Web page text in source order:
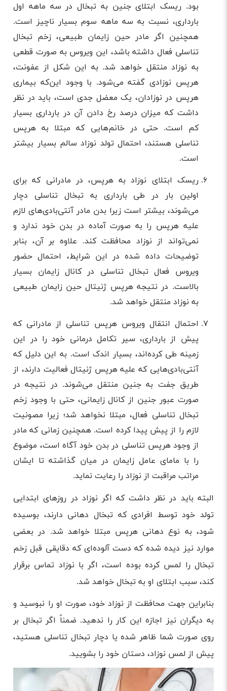
بود. ریسک ابتلای جنین به تبخال در سه ماهه اول
بارداری، نسبت به سه‌ ماهه سوم بسیار ناچیز است.
همچنین اگر مادر حین زایمان طبیعی، زخم تبخال
تناسلی فعال داشته باشد، این ویروس به صورت قطعی
به نوزاد منتقل خواهد شد. به این شکل از عفونت،
هرپس نوزادی گفته می‌شود. با وجود این‌که بیماری
هرپس در نوزادان، یک معضل جدی است، باید در نظر
داشت که میزان درصد رخ دادن آن در بارداری بسیار
کم است. حتی در خانم‌هایی که مبتلا به هرپس
تناسلی هستند، احتمال تولد نوزاد سالم بسیار بیشتر
است.
ریسک ابتلای نوزاد به هرپس، در مادرانی که برای
اولین بار در طی بارداری به تبخال تناسلی دچار
می‌شوند، بیشتر است زیرا بدن مادر آنتی‌بادی‌های لازم
علیه هرپس را به صورت آماده در بدن خود ندارد و
نمی‌تواند از نوزاد محافظت کند. علاوه بر آن، بنابر
توضیحات داده شده در این شرایط، احتمال حضور
ویروس فعال تبخال تناسلی در کانال زایمان بسیار
بالاست. در نتیجه هرپس ژنیتال حین زایمان طبیعی
به نوزاد منتقل خواهد شد.
احتمال انتقال ویروس هرپس تناسلی از مادرانی که
پیش از بارداری، سیر تکامل درمانی خود را در این
زمینه طی کرده‌اند، بسیار اندک است. به این دلیل که
آنتی‌بادی‌هایی که علیه هرپس ژنیتال فعالیت دارند، از
طریق جفت به جنین منتقل می‌شوند. در نتیجه در
صورت عبور جنین از کانال زایمانی، حتی با وجود زخم
تبخال تناسلی فعال، مبتلا نخواهد شد؛ زیرا مصونیت
لازم را از پیش پیدا کرده است. همچنین زمانی که مادر
از وجود هرپس تناسلی در بدن خود آگاه است، موضوع
را با مامای عامل زایمان در میان گذاشته تا ایشان
مراتب مراقبت از نوزاد را رعایت نماید.
البته باید در نظر داشت که اگر نوزاد در روزهای ابتدایی
تولد خود توسط افرادی که تبخال دهانی دارند، بوسیده
شود، به نوع دهانی هرپس مبتلا خواهد شد. در بعضی
موارد نیز دیده شده که دست آلوده‌ای که دقایقی قبل زخم
تبخال را لمس کرده بوده است، اگر با نوزاد تماس برقرار
کند، سبب ابتلای او به تبخال خواهد شد.
بنابراین جهت محافظت از نوزاد خود، صورت او را نبوسید و
به دیگران نیز اجازه این کار را ندهید. ضمناً اگر تبخال بر
روی صورت شما ظاهر شده یا دچار تبخال تناسلی هستید،
پیش از لمس نوزاد، دستان خود را بشویید.